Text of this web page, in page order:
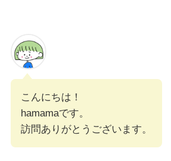
こんにちは！
hamamaです。
訪問ありがとうございます。